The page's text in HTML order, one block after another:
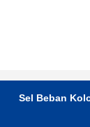
Sel Beban